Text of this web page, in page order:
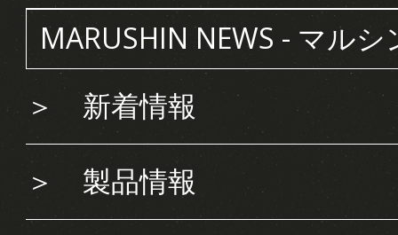
MARUSHIN NEWS - マルシ
＞ 新着情報
＞ 製品情報